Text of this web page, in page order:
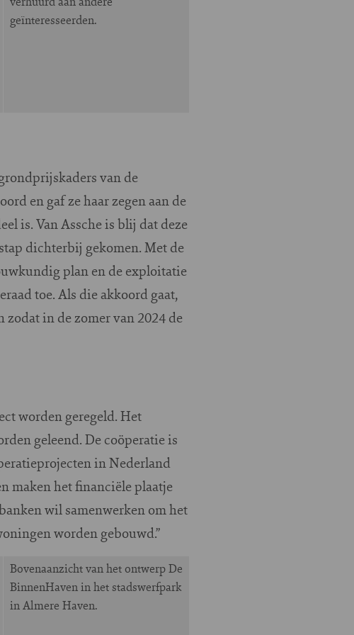
geïnteresseerden.
van de
en gaf ze haar zegen aan de
is. Van Assche is blij dat deze
dichterbij gekomen. Met de
plan en de exploitatie
toe. Als die akkoord gaat,
in de zomer van 2024 de
worden geregeld. Het
geleend. De coöperatie is
in Nederland
maken het financiële plaatje
wil samenwerken om het
worden gebouwd.”
Bovenaanzicht van het ontwerp De
BinnenHaven in het stadswerfpark
in Almere Haven.